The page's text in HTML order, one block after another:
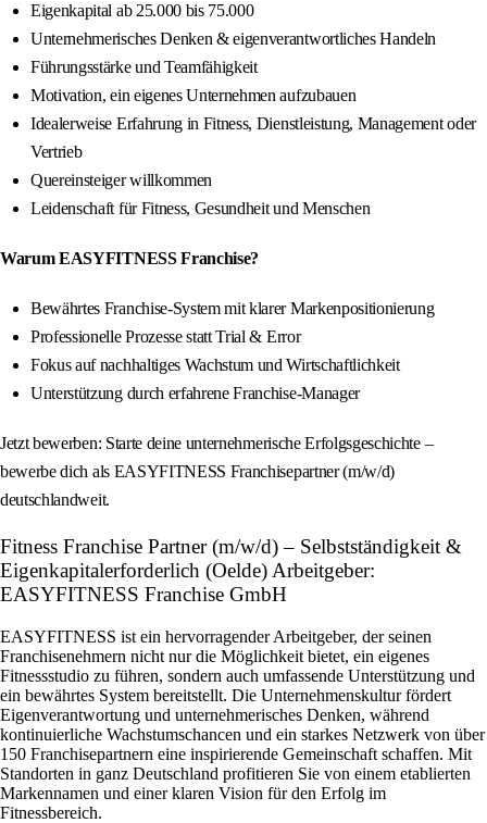
Eigenkapital ab 25.000 bis 75.000
Unternehmerisches Denken & eigenverantwortliches Handeln
Führungsstärke und Teamfähigkeit
Motivation, ein eigenes Unternehmen aufzubauen
Idealerweise Erfahrung in Fitness, Dienstleistung, Management oder
Vertrieb
Quereinsteiger willkommen
Leidenschaft für Fitness, Gesundheit und Menschen
Warum EASYFITNESS Franchise?
Bewährtes Franchise-System mit klarer Markenpositionierung
Professionelle Prozesse statt Trial & Error
Fokus auf nachhaltiges Wachstum und Wirtschaftlichkeit
Unterstützung durch erfahrene Franchise-Manager
Jetzt bewerben: Starte deine unternehmerische Erfolgsgeschichte –
bewerbe dich als EASYFITNESS Franchisepartner (m/w/d)
deutschlandweit.
Fitness Franchise Partner (m/w/d) – Selbstständigkeit &
Eigenkapitalerforderlich (Oelde) Arbeitgeber:
EASYFITNESS Franchise GmbH
EASYFITNESS ist ein hervorragender Arbeitgeber, der seinen
Franchisenehmern nicht nur die Möglichkeit bietet, ein eigenes
Fitnessstudio zu führen, sondern auch umfassende Unterstützung und
ein bewährtes System bereitstellt. Die Unternehmenskultur fördert
Eigenverantwortung und unternehmerisches Denken, während
kontinuierliche Wachstumschancen und ein starkes Netzwerk von über
150 Franchisepartnern eine inspirierende Gemeinschaft schaffen. Mit
Standorten in ganz Deutschland profitieren Sie von einem etablierten
Markennamen und einer klaren Vision für den Erfolg im
Fitnessbereich.